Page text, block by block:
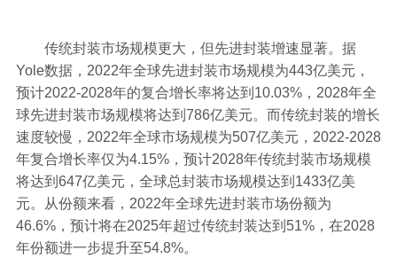
传统封装市场规模更大，但先进封装增速显著。据
Yole数据，2022年全球先进封装市场规模为443亿美元，
预计2022-2028年的复合增长率将达到10.03%，2028年全
球先进封装市场规模将达到786亿美元。而传统封装的增长
速度较慢，2022年全球市场规模为507亿美元，2022-2028
年复合增长率仅为4.15%，预计2028年传统封装市场规模
将达到647亿美元，全球总封装市场规模达到1433亿美
元。从份额来看，2022年全球先进封装市场份额为
46.6%，预计将在2025年超过传统封装达到51%，在2028
年份额进一步提升至54.8%。